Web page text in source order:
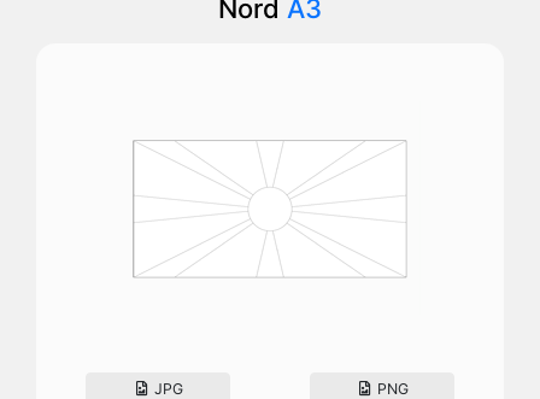
Nord A3
JPG PNG